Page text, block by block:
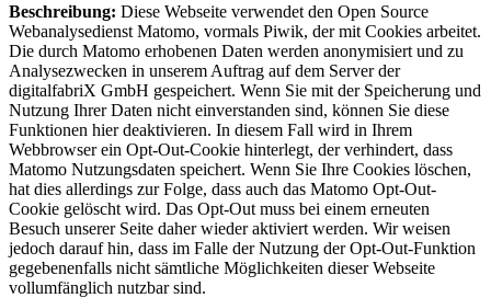
Beschreibung: Diese Webseite verwendet den Open Source
Webanalysedienst Matomo, vormals Piwik, der mit Cookies arbeitet.
Die durch Matomo erhobenen Daten werden anonymisiert und zu
Analysezwecken in unserem Auftrag auf dem Server der
digitalfabriX GmbH gespeichert. Wenn Sie mit der Speicherung und
Nutzung Ihrer Daten nicht einverstanden sind, können Sie diese
Funktionen hier deaktivieren. In diesem Fall wird in Ihrem
Webbrowser ein Opt-Out-Cookie hinterlegt, der verhindert, dass
Matomo Nutzungsdaten speichert. Wenn Sie Ihre Cookies löschen,
hat dies allerdings zur Folge, dass auch das Matomo Opt-Out-
Cookie gelöscht wird. Das Opt-Out muss bei einem erneuten
Besuch unserer Seite daher wieder aktiviert werden. Wir weisen
jedoch darauf hin, dass im Falle der Nutzung der Opt-Out-Funktion
gegebenenfalls nicht sämtliche Möglichkeiten dieser Webseite
vollumfänglich nutzbar sind.